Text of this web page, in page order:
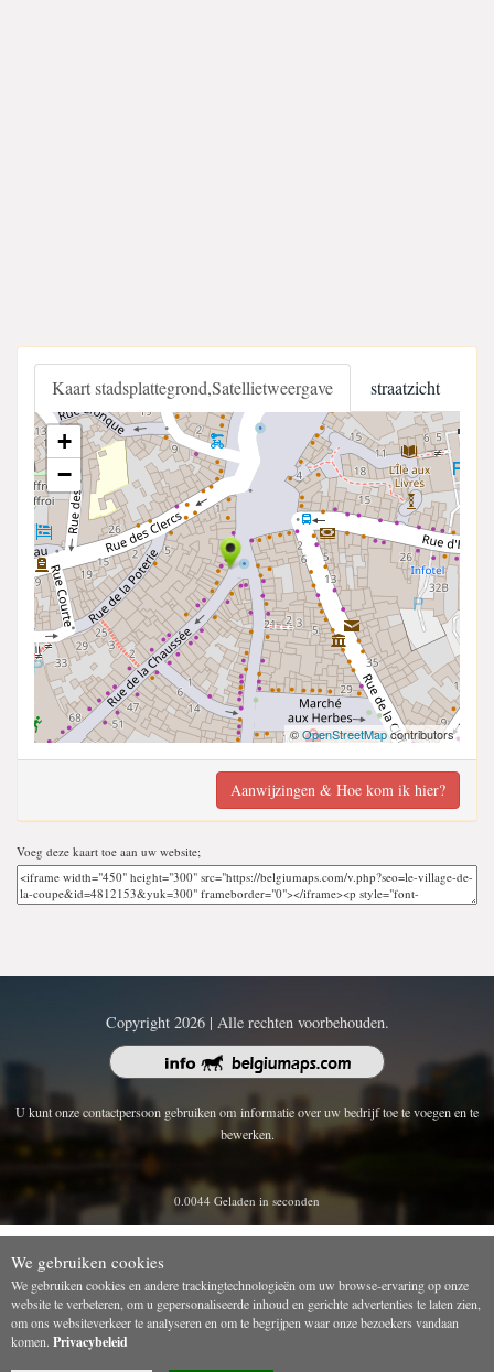
Kaart stadsplattegrond,Satellietweergave straatzicht
+
−
©OpenStreetMapcontributors
Aanwijzingen & Hoe kom ik hier?
Voeg deze kaart toe aan uw website;
Copyright 2026 | Alle rechten voorbehouden.
U kunt onze contactpersoon gebruiken om informatie over uw bedrijf toe te voegen en te
bewerken.
0.0044 Geladen in seconden
We gebruiken cookies
We gebruiken cookies en andere trackingtechnologieën om uw browse-ervaring op onze
website te verbeteren, om u gepersonaliseerde inhoud en gerichte advertenties te laten zien,
om ons websiteverkeer te analyseren en om te begrijpen waar onze bezoekers vandaan
komen. Privacybeleid